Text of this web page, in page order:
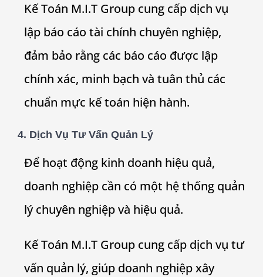
Kế Toán M.I.T Group cung cấp dịch vụ
lập báo cáo tài chính chuyên nghiệp,
đảm bảo rằng các báo cáo được lập
chính xác, minh bạch và tuân thủ các
chuẩn mực kế toán hiện hành.
4. Dịch Vụ Tư Vấn Quản Lý
Để hoạt động kinh doanh hiệu quả,
doanh nghiệp cần có một hệ thống quản
lý chuyên nghiệp và hiệu quả.
Kế Toán M.I.T Group cung cấp dịch vụ tư
vấn quản lý, giúp doanh nghiệp xây